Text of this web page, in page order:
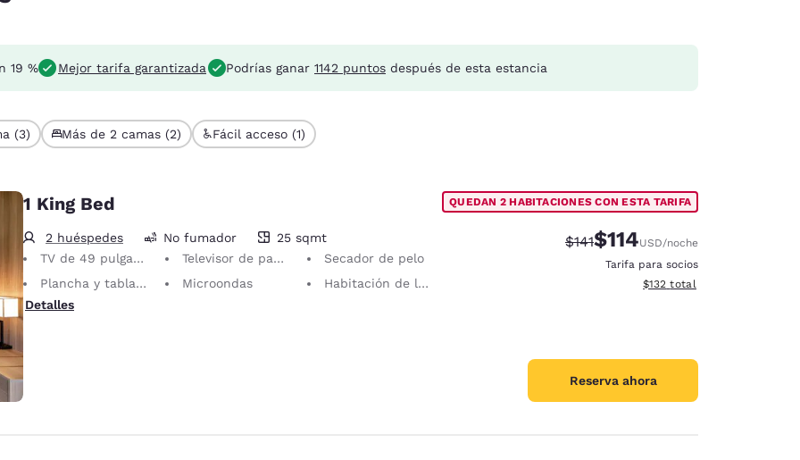
19 % Mejor tarifa garantizada Podrías ganar 1142 puntos después de esta estancia
(3) Más de 2 camas (2) Fácil acceso (1)
1 King Bed
2 huéspedes
25 metros cuadrados
No fumador
25 sqmt
TV de 49 pulgadas
Televisor de pantalla plana
Secador de pelo
Plancha y tabla de planchar
Microondas
Habitación de lujo
Detalles
QUEDAN 2 HABITACIONES CON ESTA TARIFA
Tarifa tachada:
$141Tarifa reducida:
$114USD/noche
Tarifa para socios
Ver detalles totales
$132 total
Reserva ahora